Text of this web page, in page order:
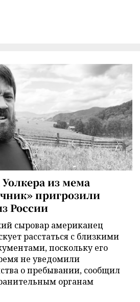
из мема
пригрозили
России
сыровар американец
расстаться с близкими
поскольку его
не уведомили
о пребывании, сообщил
органам